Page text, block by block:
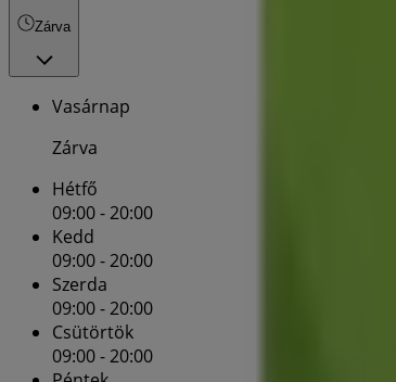
Zárva
Vasárnap
Zárva
Hétfő
09:00 - 20:00
Kedd
09:00 - 20:00
Szerda
09:00 - 20:00
Csütörtök
09:00 - 20:00